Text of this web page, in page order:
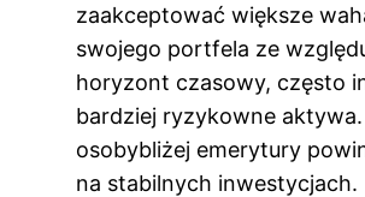
zaakceptować większe
swojego portfela ze
horyzont czasowy, często
bardziej ryzykowne
osobybliżej emerytury
na stabilnych inwestycjach.